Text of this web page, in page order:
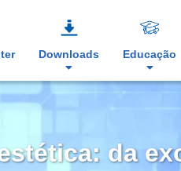
Downloads Educação
da